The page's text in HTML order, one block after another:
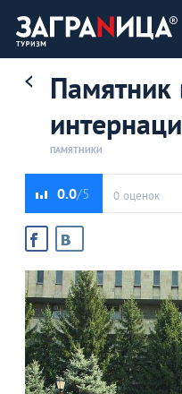
ПАМЯТНИКИ
0.0 0 оценок